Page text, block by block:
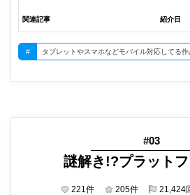
関連記事 紹介日
# タブレットやスマホなどモバイル対応してる作
#03
謎解き!?プラット
221 件 205件 21,424